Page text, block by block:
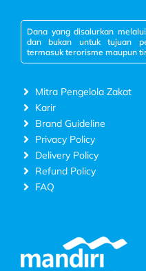
Dana yang disalurkan
dan bukan untuk tujuan
termasuk terorisme maupun
Mitra Pengelola Zakat
Karir
Brand Guideline
Privacy Policy
Delivery Policy
Refund Policy
FAQ